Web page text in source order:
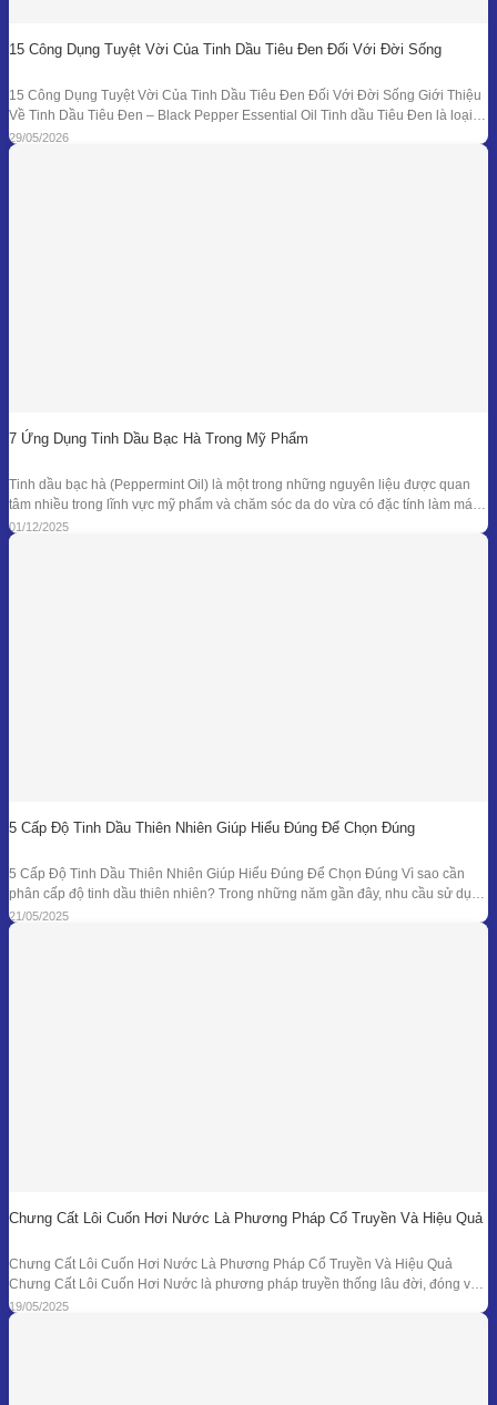
15 Công Dụng Tuyệt Vời Của Tinh Dầu Tiêu Đen Đối Với Đời Sống
15 Công Dụng Tuyệt Vời Của Tinh Dầu Tiêu Đen Đối Với Đời Sống Giới Thiệu
Về Tinh Dầu Tiêu Đen – Black Pepper Essential Oil Tinh dầu Tiêu Đen là loại
tinh dầu thiên nhiên được chiết xuất từ quả của cây Tiêu Đen (Piper nigrum)
bằng phương pháp chưng cất hơi nước. Đây là
29/05/2026
7 Ứng Dụng Tinh Dầu Bạc Hà Trong Mỹ Phẩm
Tinh dầu bạc hà (Peppermint Oil) là một trong những nguyên liệu được quan
tâm nhiều trong lĩnh vực mỹ phẩm và chăm sóc da do vừa có đặc tính làm mát
đặc trưng, vừa sở hữu phổ kháng khuẩn và khử mùi tự nhiên đã được ghi nhận
trong nhiều nghiên cứu. Giá trị
01/12/2025
5 Cấp Độ Tinh Dầu Thiên Nhiên Giúp Hiểu Đúng Để Chọn Đúng
5 Cấp Độ Tinh Dầu Thiên Nhiên Giúp Hiểu Đúng Để Chọn Đúng Vì sao cần
phân cấp độ tinh dầu thiên nhiên? Trong những năm gần đây, nhu cầu sử dụng
tinh dầu thiên nhiên ngày càng gia tăng trong các lĩnh vực như chăm sóc sức
khỏe, mỹ phẩm, liệu pháp hương thơm,
21/05/2025
Chưng Cất Lôi Cuốn Hơi Nước Là Phương Pháp Cổ Truyền Và Hiệu Quả
Chưng Cất Lôi Cuốn Hơi Nước Là Phương Pháp Cổ Truyền Và Hiệu Quả
Chưng Cất Lôi Cuốn Hơi Nước là phương pháp truyền thống lâu đời, đóng vai
trò nền tảng trong ngành chiết xuất tinh dầu thiên nhiên. Từ những nồi đồng thủ
công ở các làng nghề cho đến hệ thống chưng
19/05/2025